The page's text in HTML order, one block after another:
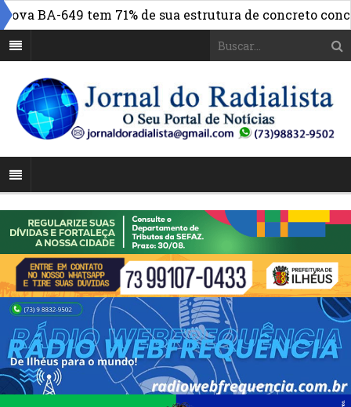
649 tem 71% de sua estrutura de concreto concluída